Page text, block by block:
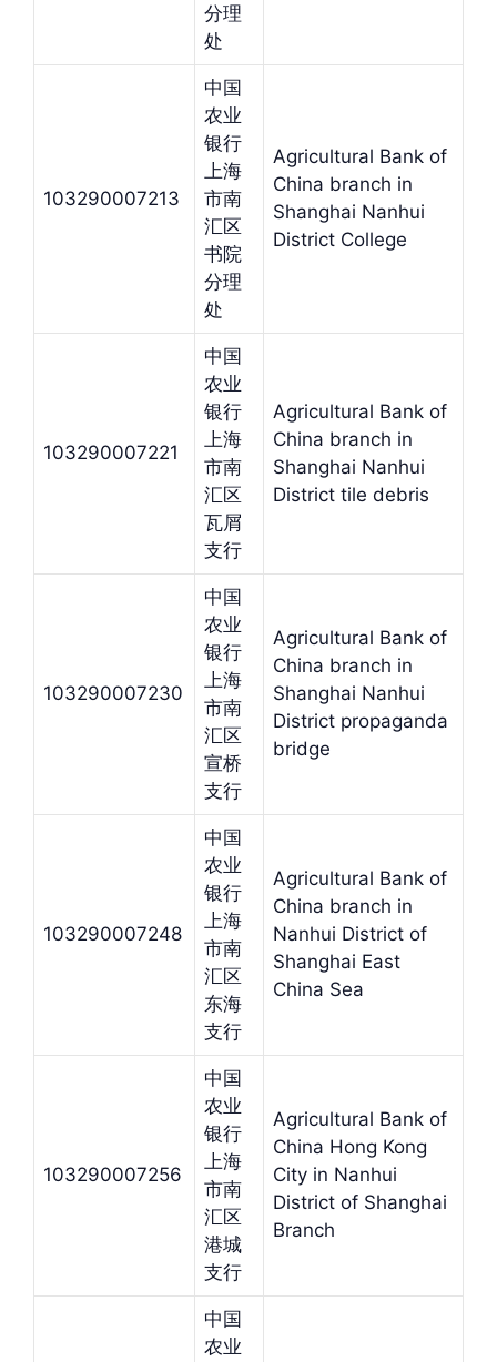
分理
处
103290007213
中国
农业
银行
上海
市南
汇区
书院
分理
处
Agricultural Bank of
China branch in
Shanghai Nanhui
District College
103290007221
中国
农业
银行
上海
市南
汇区
瓦屑
支行
Agricultural Bank of
China branch in
Shanghai Nanhui
District tile debris
103290007230
中国
农业
银行
上海
市南
汇区
宣桥
支行
Agricultural Bank of
China branch in
Shanghai Nanhui
District propaganda
bridge
103290007248
中国
农业
银行
上海
市南
汇区
东海
支行
Agricultural Bank of
China branch in
Nanhui District of
Shanghai East
China Sea
103290007256
中国
农业
银行
上海
市南
汇区
港城
支行
Agricultural Bank of
China Hong Kong
City in Nanhui
District of Shanghai
Branch
中国
农业